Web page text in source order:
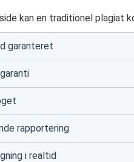
kan en traditionel
garanteret
rapportering
i realtid